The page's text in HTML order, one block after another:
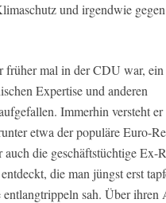
und irgendwie
früher mal in der CDU war,
Expertise und anderen
Immerhin versteht
etwa der populäre Euro-
die geschäftstüchtige Ex-
entdeckt, die man jüngst erst
sah. Über ihren